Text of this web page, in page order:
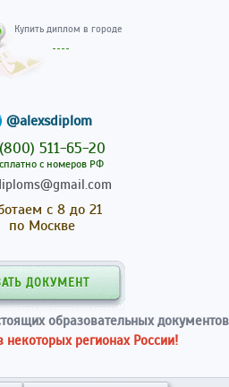
@alexsdiplom
511-65-20
с номеров РФ
с 8 до 21
по Москве
ДОКУМЕНТ
образовательных документов
регионах России!